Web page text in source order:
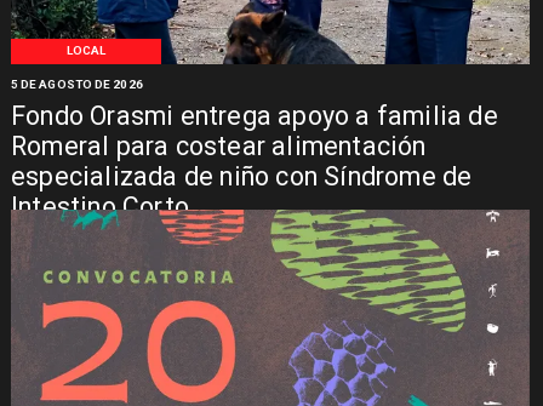
LOCAL
Fondo Orasmi entrega apoyo a familia de
Romeral para costear alimentación
especializada de niño con Síndrome de
Intestino Corto
5 DE AGOSTO DE 2026